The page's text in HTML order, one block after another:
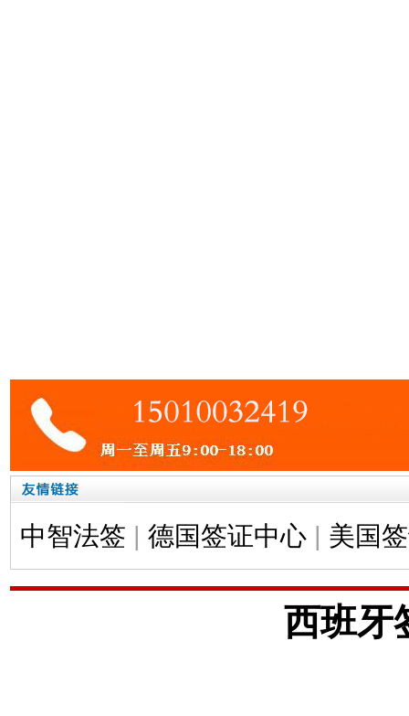
中智法签 | 德国签证中心 | 美国
西班牙